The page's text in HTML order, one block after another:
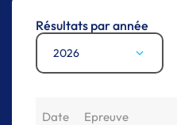
Résultats par année
2026
Date Epreuve